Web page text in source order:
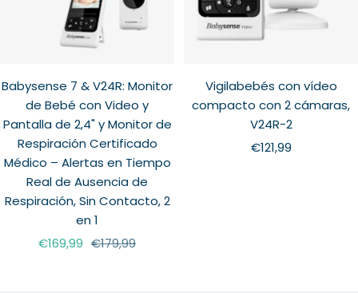
Babysense 7 & V24R: Monitor
de Bebé con Video y
Pantalla de 2,4" y Monitor de
Respiración Certificado
Médico – Alertas en Tiempo
Real de Ausencia de
Respiración, Sin Contacto, 2
en 1
Precio
€169,99 Precio
€179,99
Vigilabebés con vídeo
compacto con 2 cámaras,
V24R-2
Precio
€121,99